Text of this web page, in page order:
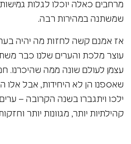
מרחבים כאלה יוכלו לגלות
שמשתנה במהירות רבה.
אז אמנם קשה לחזות מה יהיה
עוצר מלכת והערים שלנו כבר
עצמן לעולם שונה ממה שהיכרנו.
שאספנו הן לא היחידות, אבל אלו
ילכו ויתגברו בשנה הקרובה – ערים
קהילתיות יותר, מגוונות יותר